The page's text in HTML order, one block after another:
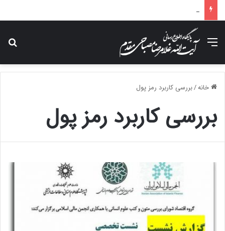
منو
خانه/بررسی کاربرد رمز پول
بررسی کاربرد رمز پول